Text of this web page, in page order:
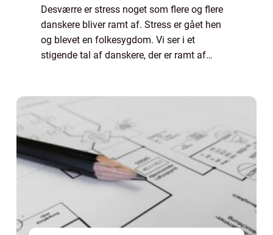
Desværre er stress noget som flere og flere
danskere bliver ramt af. Stress er gået hen
og blevet en folkesygdom. Vi ser i et
stigende tal af danskere, der er ramt af